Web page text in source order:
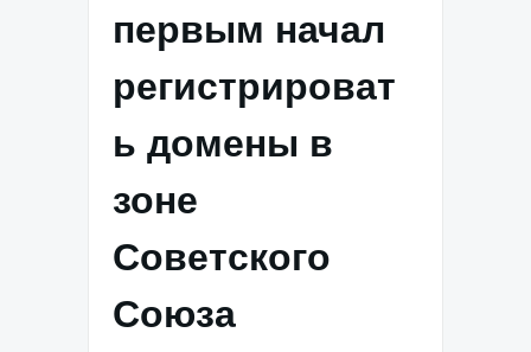
первым начал
регистрироват
ь домены в
зоне
Советского
Союза